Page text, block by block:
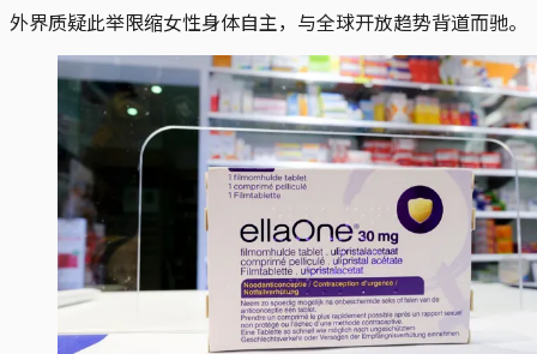
外界质疑此举限缩女性身体自主，与全球开放趋势背道而驰。